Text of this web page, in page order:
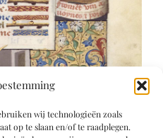
wij technologieën zoals
op te slaan en/of te raadplegen.